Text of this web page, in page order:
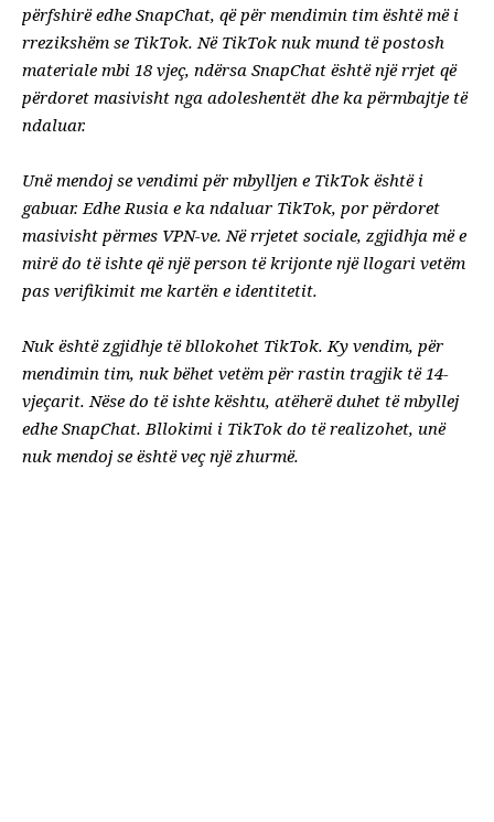
përfshirë edhe SnapChat, që për mendimin tim është më i
rrezikshëm se TikTok. Në TikTok nuk mund të postosh
materiale mbi 18 vjeç, ndërsa SnapChat është një rrjet që
përdoret masivisht nga adoleshentët dhe ka përmbajtje të
ndaluar.
Unë mendoj se vendimi për mbylljen e TikTok është i
gabuar. Edhe Rusia e ka ndaluar TikTok, por përdoret
masivisht përmes VPN-ve.Në rrjetet sociale, zgjidhja më e
mirë do të ishte që një person të krijonte një llogari vetëm
pas verifikimit me kartën e identitetit.
Nuk është zgjidhje të bllokohet TikTok. Ky vendim, për
mendimin tim, nuk bëhet vetëm për rastin tragjik të 14-
vjeçarit. Nëse do të ishte kështu, atëherë duhet të mbyllej
edhe SnapChat. Bllokimi i TikTok do të realizohet, unë
nuk mendoj se është veç një zhurmë.